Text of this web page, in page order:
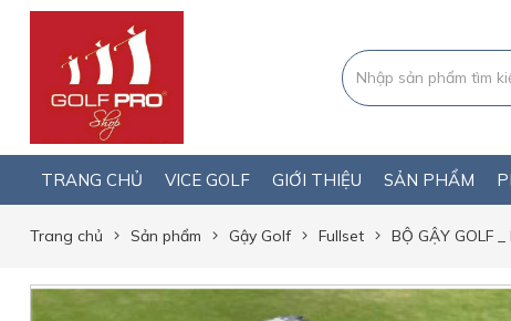
TRANG CHỦ VICE GOLF GIỚI THIỆU SẢN PHẨM
Trang chủ Sản phẩm Gậy Golf Fullset BỘ GẬY GOLF